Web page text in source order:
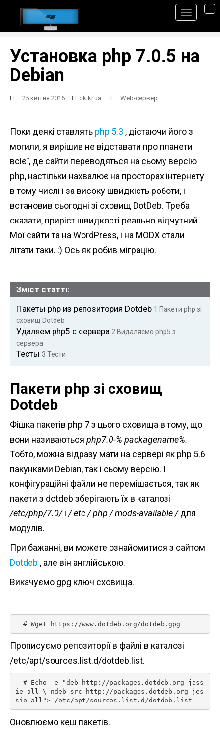
Установка php 7.0.5 на
Debian
25 квітня 2016 ok.kr.ua Web-сервер
Поки деякі ставлять php 5.3 , дістаючи його з
могили, я вирішив не відставати про планети
всієї, де сайти переводяться на сьому версію
php, настільки нахвалює на просторах інтернету
в тому числі і за високу швидкість роботи, і
встановив сьогодні зі сховищ DotDeb. Треба
сказати, приріст швидкості реально відчутний.
Мої сайти та на WordPress, і на MODX стали
літати таки. :) Ось як робив міграцію.
Зміст статті:
Пакеты php из репозитория Dotdeb 1 Пакети php зі
сховищ Dotdeb
Удаляем php5 с сервера 2 Видаляємо php5 з
сервера
Тесты 3 Тести
Пакети php зі сховищ
Dotdeb
Фішка пакетів php 7 з цього сховища в тому, що
вони називаються php7.0-% packagename%.
Тобто, можна відразу мати на сервері як php 5.6
пакунками Debian, так і сьому версію. І
конфігураційні файли не перемішається, так як
пакети з dotdeb зберігають їх в каталозі
/etc/php/7.0/і / etc / php / mods-available /для
модулів.
При бажанні, ви можете ознайомитися з сайтом
Dotdeb , але він англійською.
Викачуємо gpg ключ сховища.
  # Wget https://www.dotdeb.org/dotdeb.gpg
Прописуємо репозиторії в файлі в каталозі
/etc/apt/sources.list.d/dotdeb.list.
ie all \ ndeb-src http://packages.dotdeb.org jes
sie all"> /etc/apt/sources.list.d/dotdeb.list
Оновлюємо кеш пакетів.